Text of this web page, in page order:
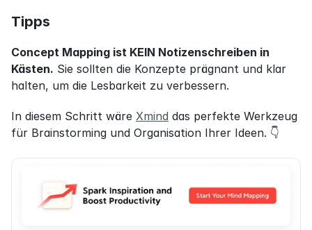
Tipps
Concept Mapping ist KEIN Notizenschreiben in
Kästen. Sie sollten die Konzepte prägnant und klar
halten, um die Lesbarkeit zu verbessern.
In diesem Schritt wäre Xmind das perfekte Werkzeug
für Brainstorming und Organisation Ihrer Ideen. 👇